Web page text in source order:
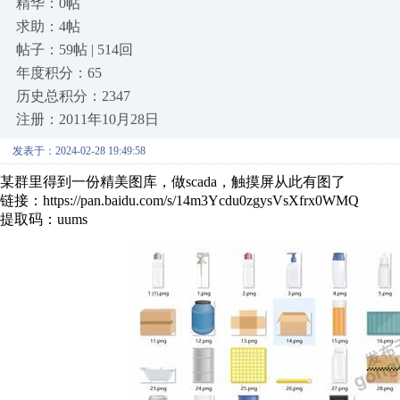
精华：0帖
求助：4帖
帖子：59帖 | 514回
年度积分：65
历史总积分：2347
注册：2011年10月28日
发表于：2024-02-28 19:49:58
某群里得到一份精美图库，做scada，触摸屏从此有图了
链接：https://pan.baidu.com/s/14m3Ycdu0zgysVsXfrx0WMQ
提取码：uums